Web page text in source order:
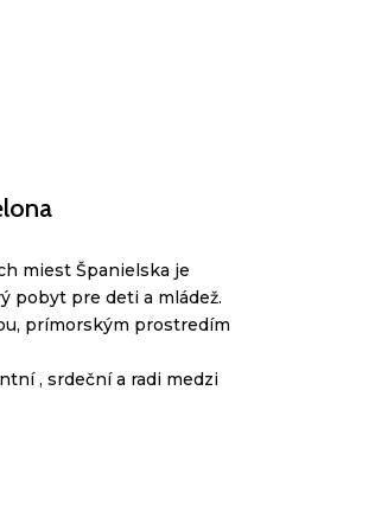
miest Španielska je
pobyt pre deti a mládež.
prímorským prostredím
, srdeční a radi medzi